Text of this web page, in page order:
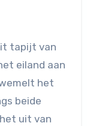
tapijt van
eiland aan
het
beide
uit van